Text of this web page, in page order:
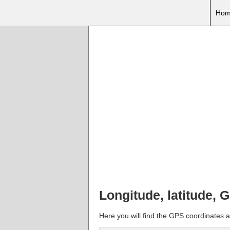
Longitude, latitude,
Here you will find the GPS coordinates